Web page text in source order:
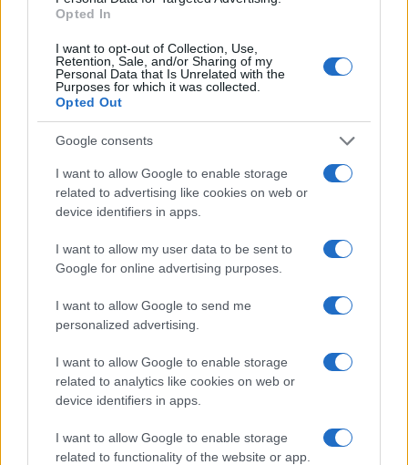
Opted In
I want to opt-out of Collection, Use,
Retention, Sale, and/or Sharing of my
Personal Data that Is Unrelated with the
Purposes for which it was collected.
Opted Out
Google consents
I want to allow Google to enable storage
related to advertising like cookies on web or
device identifiers in apps.
I want to allow my user data to be sent to
Google for online advertising purposes.
I want to allow Google to send me
personalized advertising.
I want to allow Google to enable storage
related to analytics like cookies on web or
device identifiers in apps.
I want to allow Google to enable storage
related to functionality of the website or app.
Sigue leyendo
FISCO
Responsabilidad financiera de 3,4 millones: Tribunal de
Cuentas investiga a líderes independentistas